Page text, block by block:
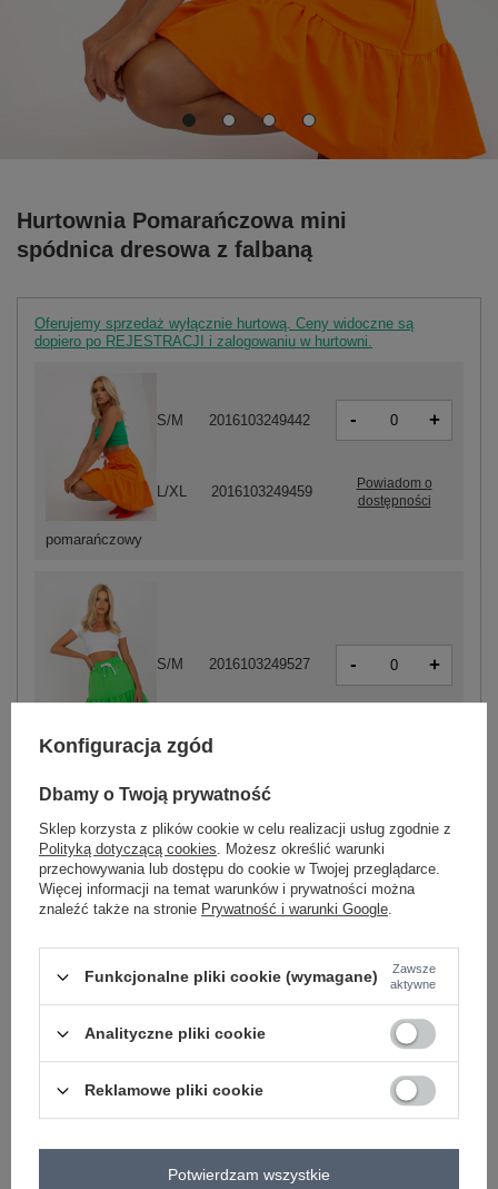
Hurtownia Pomarańczowa mini
spódnica dresowa z falbaną
Oferujemy sprzedaż wyłącznie hurtową. Ceny widoczne są
dopiero po REJESTRACJI i zalogowaniu w hurtowni.
pomarańczowy
S/M 2016103249442 - +
L/XL 2016103249459
Powiadom o
dostępności
jasny zielony
S/M 2016103249527 - +
ZALOGUJ SIĘ I ZOBACZ CENĘ
Masz pytanie? Chętnie pomożemy.
+48 601 547 740 Zadaj pytanie
Hurtownia Pomarańczowa mini spódnica dresowa z
sposób prania: pranie w pralce w 30°C
Kod produktu
FA-SD-7957.47
Marka
FANCY
styl
casual
codzienne
Konfiguracja zgód
Dbamy o Twoją prywatność
Sklep korzysta z plików cookie w celu realizacji usług zgodnie z
Polityką dotyczącą cookies. Możesz określić warunki
przechowywania lub dostępu do cookie w Twojej przeglądarce.
Więcej informacji na temat warunków i prywatności można
znaleźć także na stronie Prywatność i warunki Google.
Funkcjonalne pliki cookie (wymagane)
Zawsze
aktywne
Analityczne pliki cookie
Reklamowe pliki cookie
Potwierdzam wszystkie